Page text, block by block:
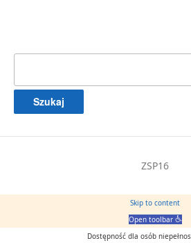
ZSP16
Skip to content
Open toolbar
Dostępność dla osób